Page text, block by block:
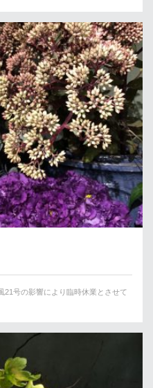
21号の影響により臨時休業とさせて